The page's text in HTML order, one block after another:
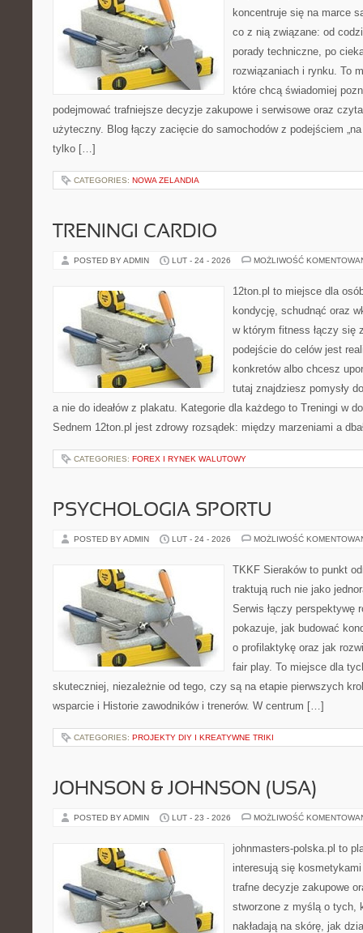
koncentruje się na marce
co z nią związane: od
porady techniczne, po
rozwiązaniach i rynku. To
które chcą świadomiej
podejmować trafniejsze decyzje zakupowe i serwisowe oraz
użyteczny. Blog łączy zacięcie do samochodów z podejściem
tylko […]
CATEGORIES: NOWA ZELANDIA
TRENINGI CARDIO
POSTED BY ADMIN LUT - 24 - 2026 MOŻLIWOŚĆ
12ton.pl to miejsce dla
kondycję, schudnąć oraz
w którym fitness łączy się
podejście do celów jest
konkretów albo chcesz
tutaj znajdziesz pomysły
a nie do ideałów z plakatu. Kategorie dla każdego to Treningi w
Sednem 12ton.pl jest zdrowy rozsądek: między marzeniami a
CATEGORIES: FOREX I RYNEK WALUTOWY
PSYCHOLOGIA SPORTU
POSTED BY ADMIN LUT - 24 - 2026 MOŻLIWOŚĆ
TKKF Sieraków to punkt
traktują ruch nie jako
Serwis łączy perspektywę
pokazuje, jak budować
o profilaktykę oraz jak
fair play. To miejsce dla
skuteczniej, niezależnie od tego, czy są na etapie pierwszych
wsparcie i Historie zawodników i trenerów. W centrum […]
CATEGORIES: PROJEKTY DIY I KREATYWNE TRIKI
JOHNSON & JOHNSON (USA)
POSTED BY ADMIN LUT - 23 - 2026 MOŻLIWOŚĆ
johnmasters-polska.pl to
interesują się
trafne decyzje zakupowe
stworzone z myślą o tych,
nakładają na skórę, jak